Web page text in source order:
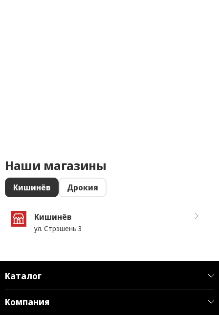
Наши магазины
Кишинёв Дрокия
Кишинёв
ул. Стрэшень 3
Каталог
Компания